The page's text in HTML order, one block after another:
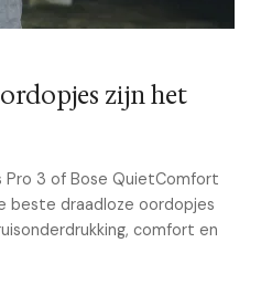
zijn het
Pro 3 of Bose QuietComfort
beste draadloze oordopjes
comfort en